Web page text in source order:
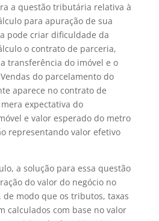
a questão tributária relativa à
para apuração de sua
pode criar dificuldade da
o contrato de parceria,
transferência do imóvel e o
do parcelamento do
aparece no contrato de
expectativa do
e valor esperado do metro
representando valor efetivo
a solução para essa questão
do valor do negócio no
modo que os tributos, taxas
calculados com base no valor